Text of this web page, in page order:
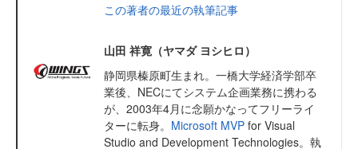
この著者の最近の執筆記事
山田 祥寛（ヤマダ ヨシヒロ）
静岡県榛原町生まれ。一橋大学経済学部卒
業後、NECにてシステム企画業務に携わる
が、2003年4月に念願かなってフリーライ
ターに転身。 Microsoft MVP for Visual
Studio and Development Technologies。執